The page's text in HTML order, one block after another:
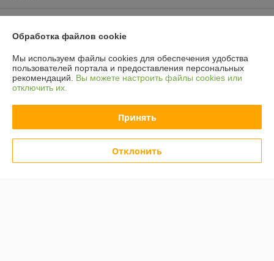
График работы
Полная версия сайта
Политика обработки cookies
Обработка файлов cookie
Мы используем файлы cookies для обеспечения удобства
пользователей портала и предоставления персональных
рекомендаций. Вы можете настроить файлы cookies или
отключить их.
Принять
Отклонить